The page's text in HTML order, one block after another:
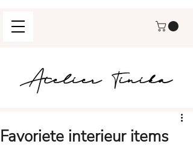
Favoriete interieur items